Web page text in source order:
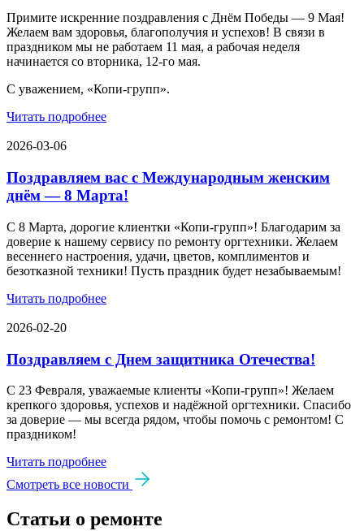
Примите искренние поздравления с Днём Победы — 9 Мая!
Желаем вам здоровья, благополучия и успехов! В связи в
праздником мы не работаем 11 мая, а рабочая неделя
начинается со вторника, 12-го мая.
С уважением, «Копи-групп».
Читать подробнее
2026-03-06
Поздравляем вас с Международным женским
днём — 8 Марта!
С 8 Марта, дорогие клиентки «Копи‑групп»! Благодарим за
доверие к нашему сервису по ремонту оргтехники. Желаем
весеннего настроения, удачи, цветов, комплиментов и
безотказной техники! Пусть праздник будет незабываемым!
Читать подробнее
2026-02-20
Поздравляем с Днем защитника Отечества!
С 23 Февраля, уважаемые клиенты «Копи‑групп»! Желаем
крепкого здоровья, успехов и надёжной оргтехники. Спасибо
за доверие — мы всегда рядом, чтобы помочь с ремонтом! С
праздником!
Читать подробнее
Смотреть все новости
Статьи о ремонте